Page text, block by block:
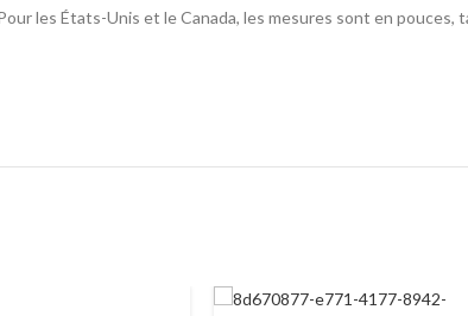
les États-Unis et le Canada, les mesures sont en